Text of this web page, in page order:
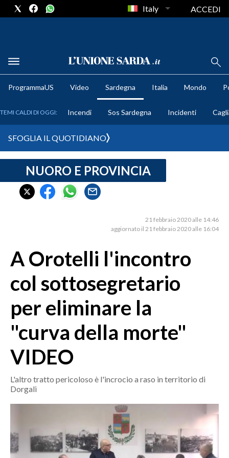
METEO
CRONACA SARDEGNA
CAGLIARI
SASSARI E PROVINCIA
GALLURA
OGLIASTRA
AGENDA
CRONACA
ITALIA
MONDO
POLITICA
ECONOMIA
SERVIZI ALLE IMPRESE
Italy ACCEDI
ProgrammaUS Video Sardegna Italia Mondo
TEMI CALDI DI OGGI: Incendi Sos Sardegna Incidenti
SFOGLIA IL QUOTIDIANO
NUORO E PROVINCIA
21 febbraio 2020 alle 14:46
aggiornato il 21 febbraio 2020 alle 16:04
A Orotelli l'incontro
col sottosegretario
per eliminare la
"curva della morte"
VIDEO
L'altro tratto pericoloso è l'incrocio a raso in territorio di
Dorgali